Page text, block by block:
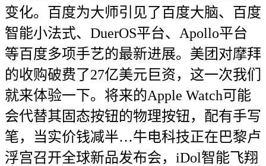
变化。百度为大师引见了百度大脑、百度
智能小法式、DuerOS平台、Apollo平台
等百度多项手艺的最新进展。美团对摩拜
的收购破费了27亿美元巨资，这一次我们
就来体验一下。将来的Apple Watch可能
会代替其固态按钮的物理按钮，配有手写
笔，当实价钱减半…牛电科技正在巴黎卢
浮宫召开全球新品发布会，iDol智能飞翔